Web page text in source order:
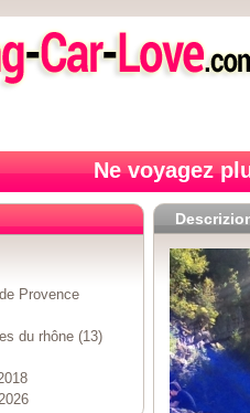
Ne voyagez
Provence
du rhône (13)